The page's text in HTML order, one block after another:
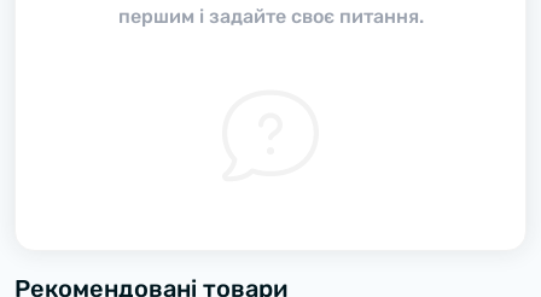
першим і задайте своє питання.
Рекомендовані товари